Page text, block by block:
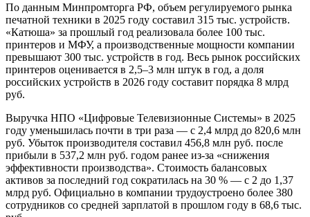
По данным Минпромторга РФ, объем регулируемого рынка
печатной техники в 2025 году составил 315 тыс. устройств.
«Катюша» за прошлый год реализовала более 100 тыс.
принтеров и МФУ, а производственные мощности компании
превышают 300 тыс. устройств в год. Весь рынок российских
принтеров оценивается в 2,5–3 млн штук в год, а доля
российских устройств в 2026 году составит порядка 8 млрд
руб.
Выручка НПО «Цифровые Телевизионные Системы» в 2025
году уменьшилась почти в три раза — с 2,4 млрд до 820,6 млн
руб. Убыток производителя составил 456,8 млн руб. после
прибыли в 537,2 млн руб. годом ранее из-за «снижения
эффективности производства». Стоимость балансовых
активов за последний год сократилась на 30 % — c 2 до 1,37
млрд руб. Официально в компании трудоустроено более 380
сотрудников со средней зарплатой в прошлом году в 68,6 тыс.